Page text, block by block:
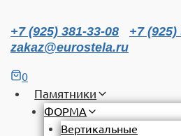
+7 (925) 381-33-08
+7 (925)
zakaz@eurostela.ru
0
Памятники
ФОРМА
Вертикальные